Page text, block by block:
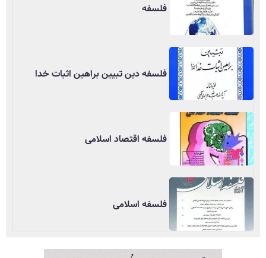
فلسفه
فلسفه دین تبیین براهین اثبات خدا
فلسفه اقتصاد اسلامی
فلسفه اسلامی